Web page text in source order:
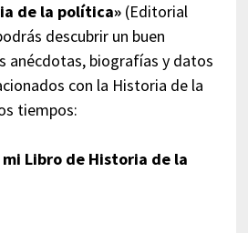
de la política»(Editorial
descubrir un buen
anécdotas, biografías y datos
con la Historia de la
tiempos:
mi Libro de Historia de la